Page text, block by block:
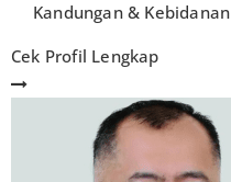
Kandungan & Kebidanan
Cek Profil Lengkap